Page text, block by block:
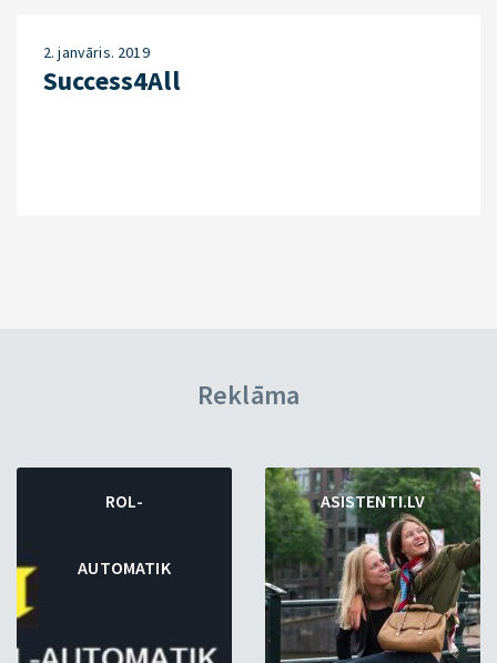
2. janvāris. 2019
Success4All
Reklāma
ROL-
AUTOMATIK
ASISTENTI.LV